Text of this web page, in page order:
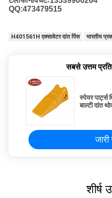
QQ:473479515
H401561H एक्सावेटर दांत पिंस भारतीय
सबसे उत्तम
स्पेयर पार्ट्स
बाल्टी दांत
शीर्ष